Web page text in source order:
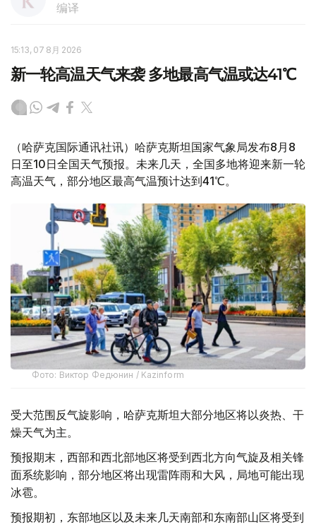
编译
15:13, 07 8月 2026
新一轮高温天气来袭 多地最高气温或达41℃
（哈萨克国际通讯社讯）哈萨克斯坦国家气象局发布8月8
日至10日全国天气预报。未来几天，全国多地将迎来新一轮
高温天气，部分地区最高气温预计达到41℃。
Фото: Виктор Федюнин / Kazinform
受大范围反气旋影响，哈萨克斯坦大部分地区将以炎热、干
燥天气为主。
预报期末，西部和西北部地区将受到西北方向气旋及相关锋
面系统影响，部分地区将出现雷阵雨和大风，局地可能出现
冰雹。
预报期初，东部地区以及未来几天南部和东南部山区将受到